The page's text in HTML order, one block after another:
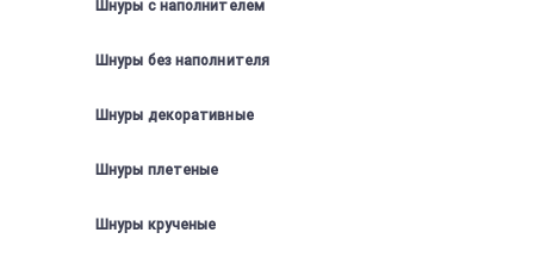
Шнуры с наполнителем
Шнуры без наполнителя
Шнуры декоративные
Шнуры плетеные
Шнуры крученые